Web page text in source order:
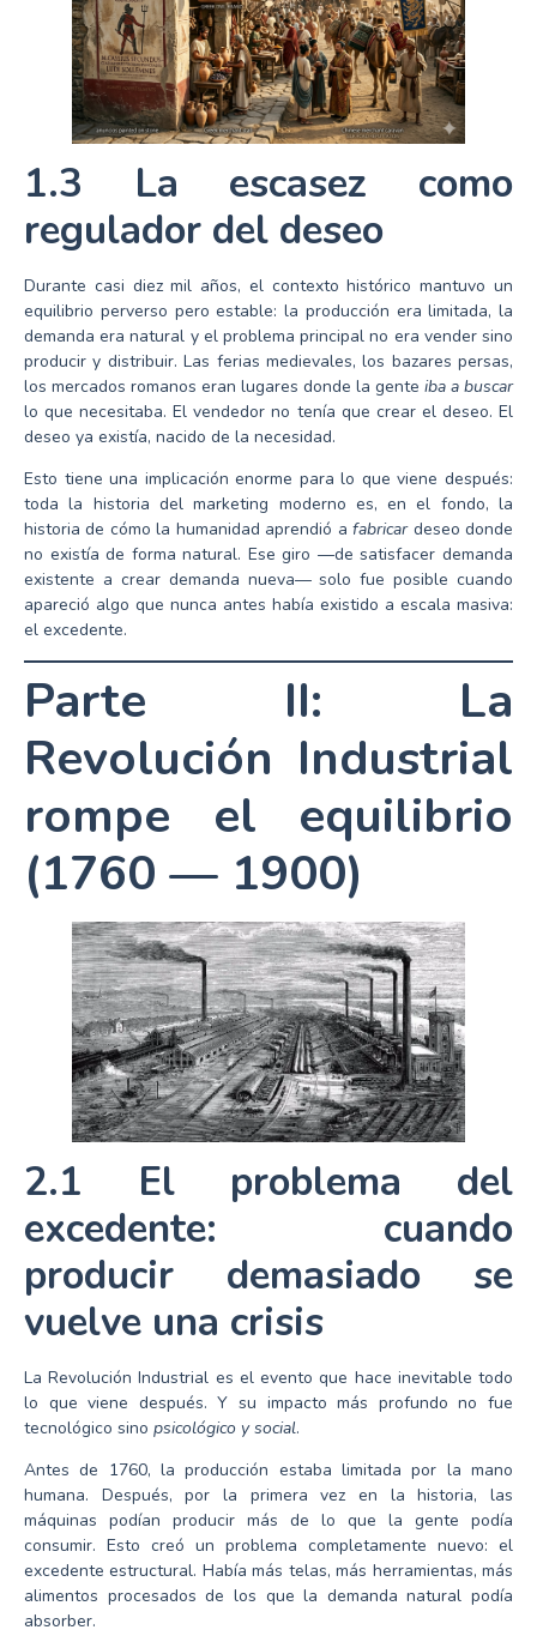
1.3 La escasez como
regulador del deseo
Durante casi diez mil años, el contexto histórico mantuvo un
equilibrio perverso pero estable: la producción era limitada, la
demanda era natural y el problema principal no era vender sino
producir y distribuir. Las ferias medievales, los bazares persas,
los mercados romanos eran lugares donde la gente iba a buscar
lo que necesitaba. El vendedor no tenía que crear el deseo. El
deseo ya existía, nacido de la necesidad.
Esto tiene una implicación enorme para lo que viene después:
toda la historia del marketing moderno es, en el fondo, la
historia de cómo la humanidad aprendió afabricardeseo donde
no existía de forma natural. Ese giro —de satisfacer demanda
existente a crear demanda nueva— solo fue posible cuando
apareció algo que nunca antes había existido a escala masiva:
el excedente.
Parte II: La
Revolución Industrial
rompe el equilibrio
(1760 — 1900)
2.1 El problema del
excedente: cuando
producir demasiado se
vuelve una crisis
La Revolución Industrial es el evento que hace inevitable todo
lo que viene después. Y su impacto más profundo no fue
tecnológico sino psicológico y social.
Antes de 1760, la producción estaba limitada por la mano
humana. Después, por la primera vez en la historia, las
máquinas podían producir más de lo que la gente podía
consumir. Esto creó un problema completamente nuevo: el
excedente estructural. Había más telas, más herramientas, más
alimentos procesados de los que la demanda natural podía
absorber.